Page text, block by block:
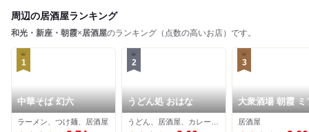
周辺の居酒屋ランキング
和光・新座・朝霞×居酒屋のランキング（点数の高いお店）です。
1
中華そば 幻六
ラーメン、つけ麺、居酒屋
2
うどん処 おはな
3
大衆酒場 朝霞 ミ
居酒屋